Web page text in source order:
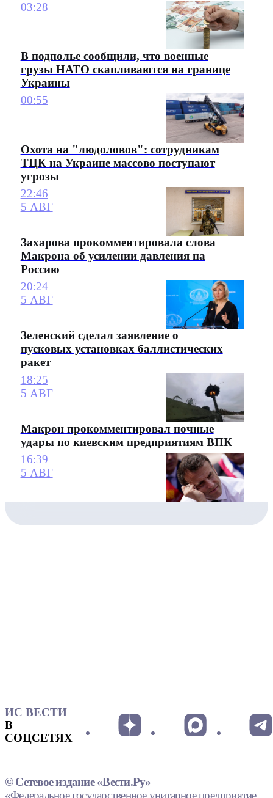
03:28
В подполье сообщили, что военные
грузы НАТО скапливаются на границе
Украины
00:55
Охота на "людоловов": сотрудникам
ТЦК на Украине массово поступают
угрозы
22:46
5 АВГ
Захарова прокомментировала слова
Макрона об усилении давления на
Россию
20:24
5 АВГ
Зеленский сделал заявление о
пусковых установках баллистических
ракет
18:25
5 АВГ
Макрон прокомментировал ночные
удары по киевским предприятиям ВПК
16:39
5 АВГ
ИС ВЕСТИ
В
СОЦСЕТЯХ
© Сетевое издание «Вести.Ру»
«Федеральное государственное унитарное предприятие